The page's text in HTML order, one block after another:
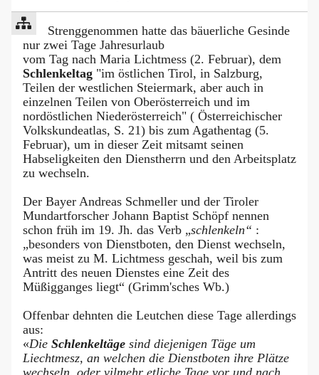
Strenggenommen hatte das bäuerliche Gesinde
nur zwei Tage Jahresurlaub
vom Tag nach Maria Lichtmess (2. Februar), dem
Schlenkeltag "im östlichen Tirol, in Salzburg,
Teilen der westlichen Steiermark, aber auch in
einzelnen Teilen von Oberösterreich und im
nordöstlichen Niederösterreich" ( Österreichischer
Volkskundeatlas, S. 21) bis zum Agathentag (5.
Februar), um in dieser Zeit mitsamt seinen
Habseligkeiten den Dienstherrn und den Arbeitsplatz
zu wechseln.
Der Bayer Andreas Schmeller und der Tiroler
Mundartforscher Johann Baptist Schöpf nennen
schon früh im 19. Jh. das Verb „schlenkeln“ :
„besonders von Dienstboten, den Dienst wechseln,
was meist zu M. Lichtmess geschah, weil bis zum
Antritt des neuen Dienstes eine Zeit des
Müßigganges liegt“ (Grimm'sches Wb.)
Offenbar dehnten die Leutchen diese Tage allerdings
aus:
«Die Schlenkeltäge sind diejenigen Täge um
Liechtmesz, an welchen die Dienstboten ihre Plätze
wechseln, oder vilmehr etliche Tage vor und nach